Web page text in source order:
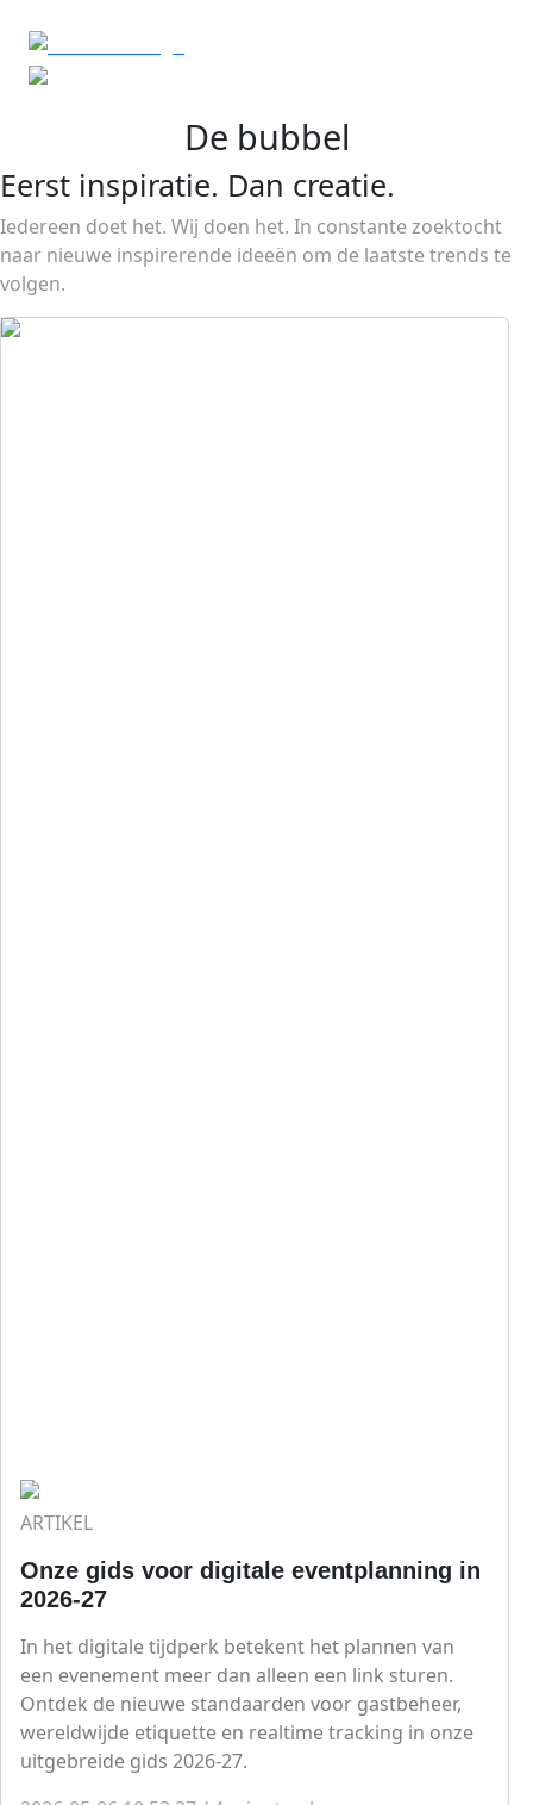
De bubbel
Eerst inspiratie. Dan creatie.
Iedereen doet het. Wij doen het. In constante zoektocht
naar nieuwe inspirerende ideeën om de laatste trends te
volgen.
ARTIKEL
Onze gids voor digitale eventplanning in
2026-27
In het digitale tijdperk betekent het plannen van
een evenement meer dan alleen een link sturen.
Ontdek de nieuwe standaarden voor gastbeheer,
wereldwijde etiquette en realtime tracking in onze
uitgebreide gids 2026-27.